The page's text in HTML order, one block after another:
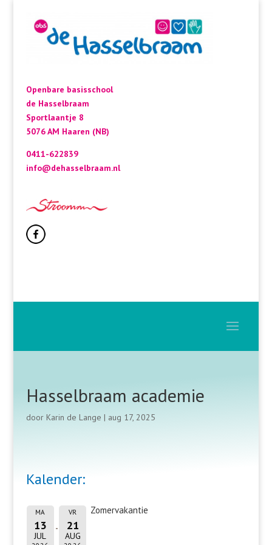
Openbare basisschool
de Hasselbraam
Sportlaantje 8
5076 AM Haaren (NB)
0411-622839
info@dehasselbraam.nl
Hasselbraam academie
door Karin de Lange | aug 17, 2025
Kalender:
MA
13
JUL
VR
21
AUG
Zomervakantie